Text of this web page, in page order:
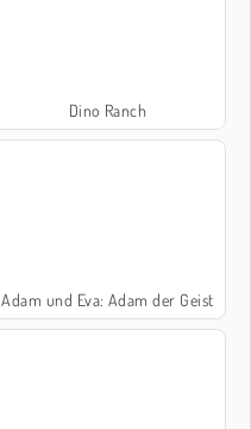
Dino Ranch
Adam und Eva: Adam der Geist